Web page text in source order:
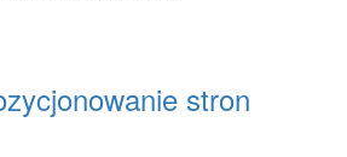
stron